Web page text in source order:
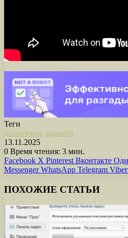
Теги
диспетчере заданий
13.11.2025
0 Время чтения: 3 мин.
Facebook X Pinterest Вконтакте
Messenger WhatsApp Telegram Viber
ПОХОЖИЕ СТАТЬИ